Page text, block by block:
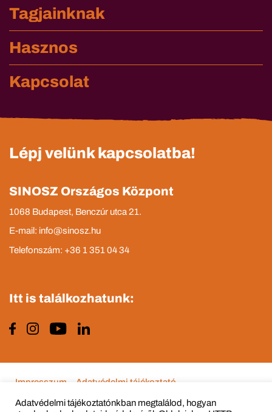
Tagjainknak
Hasznos
Kapcsolat
Lépj velünk kapcsolatba!
SINOSZ Országos Központ
1068 Budapest, Benczúr utca 21.
E-mail: info@sinosz.hu
Telefonszám: +36 1 351 04 34
Itt is találkozhatunk:
Impresszum Adatvédelmi tájékoztató
Adatvédelmi tájékoztatónkban megtalálod, hogyan